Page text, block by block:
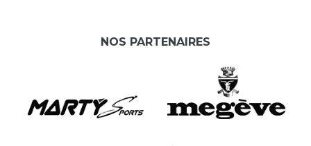
NOS PARTENAIRES